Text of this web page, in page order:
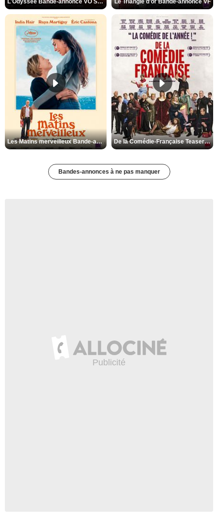
L'Odyssée Bande-annonce VO STFR Le Triangle d'or Bande-annonce VF
Les Matins merveilleux Bande-annonce VF De la Comédie-Française Teaser VF
Bandes-annonces à ne pas manquer